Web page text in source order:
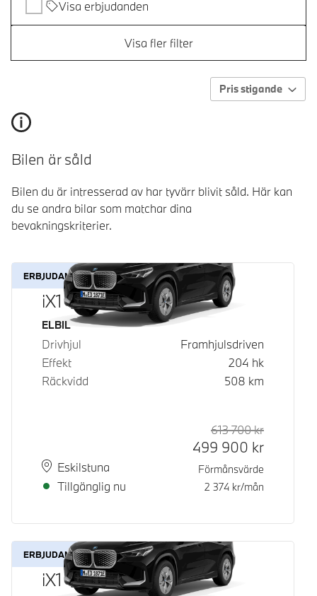
Visa erbjudanden
Visa fler filter
Pris stigande
Bilen är såld
Bilen du är intresserad av har tyvärr blivit såld. Här kan
du se andra bilar som matchar dina
bevakningskriterier.
ERBJUDANDE
iX1 eDrive20
Bränsle
ELBIL
Drivhjul
Framhjulsdriven
Effekt
204 hk
Räckvidd
508 km
PlatsEskilstuna
Leveranstid
Tillgänglig nu
Rek. ord
613 700kr
499 900 kr
Förmånsvärde
2 374 kr/mån
ERBJUDANDE
iX1 eDrive20